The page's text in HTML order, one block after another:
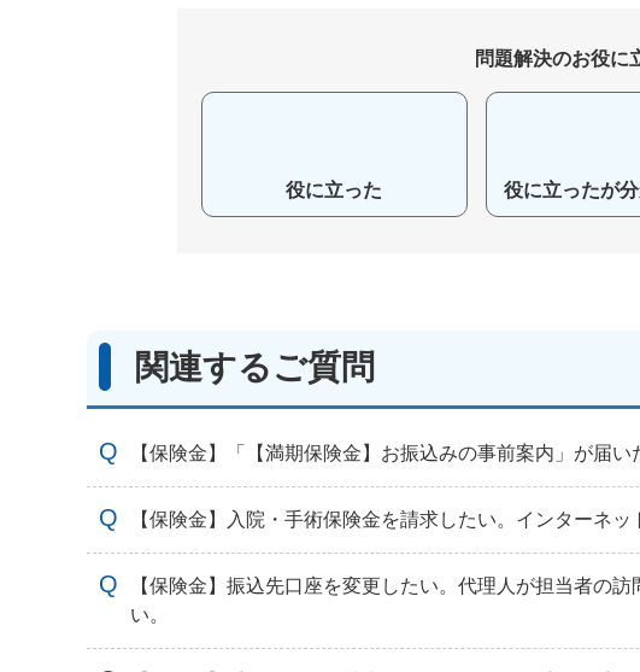
問題解決のお役に
役に立った 役に立ったが
関連するご質問
【保険金】「【満期保険金】お振込みの事前案内」が届
【保険金】入院・手術保険金を請求したい。インターネ
【保険金】振込先口座を変更したい。代理人が担当者の
い。